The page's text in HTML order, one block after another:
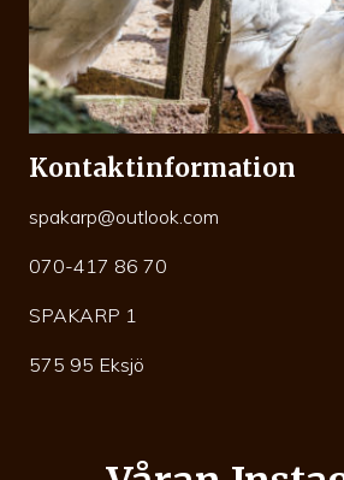
Kontaktinformation
spakarp@outlook.com
070-417 86 70
SPAKARP 1
575 95 Eksjö